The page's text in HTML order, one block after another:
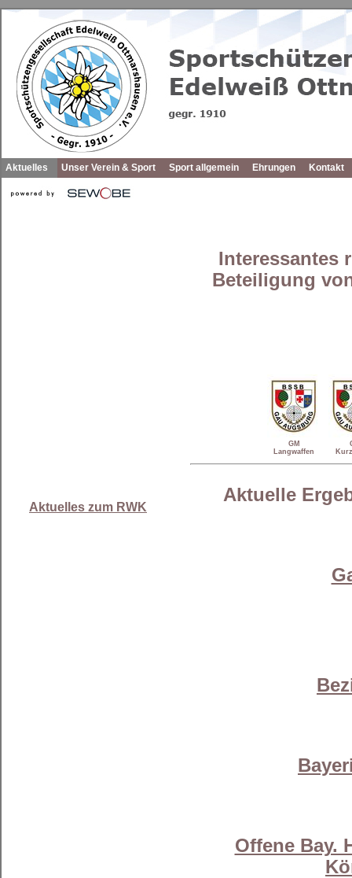
Aktuelles Unser Verein & Sport Sport allgemein Ehrungen Kontakt
Aktuelles zum RWK
Interessantes
Beteiligung
GM
Langwaffen
Aktuelle
Offene Bay.